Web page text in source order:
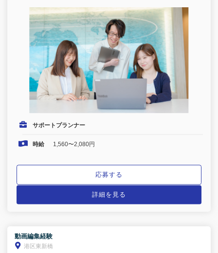
サポートプランナー
時給 1,560〜2,080円
応募する
詳細を見る
動画編集経験
港区東新橋